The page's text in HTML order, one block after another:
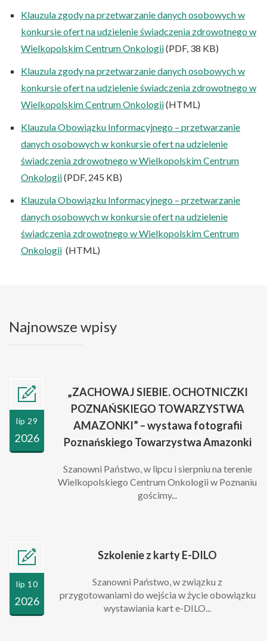
Klauzula zgody na przetwarzanie danych osobowych w
konkursie ofert na udzielenie świadczenia zdrowotnego w
Wielkopolskim Centrum Onkologii(PDF, 38 KB)
Klauzula zgody na przetwarzanie danych osobowych w
konkursie ofert na udzielenie świadczenia zdrowotnego w
Wielkopolskim Centrum Onkologii(HTML)
Klauzula Obowiązku Informacyjnego – przetwarzanie
danych osobowych w konkursie ofert na udzielenie
świadczenia zdrowotnego w Wielkopolskim Centrum
Onkologii(PDF, 245 KB)
Klauzula Obowiązku Informacyjnego – przetwarzanie
danych osobowych w konkursie ofert na udzielenie
świadczenia zdrowotnego w Wielkopolskim Centrum
Onkologii (HTML)
Najnowsze wpisy
lip 29
2026
„ZACHOWAJ SIEBIE. OCHOTNICZKI
POZNAŃSKIEGO TOWARZYSTWA
AMAZONKI” – wystawa fotografii
Poznańskiego Towarzystwa Amazonki
Szanowni Państwo, w lipcu i sierpniu na terenie
Wielkopolskiego Centrum Onkologii w Poznaniu
gościmy...
lip 10
2026
Szkolenie z karty E-DILO
Szanowni Państwo, w związku z
przygotowaniami do wejścia w życie obowiązku
wystawiania kart e-DILO...